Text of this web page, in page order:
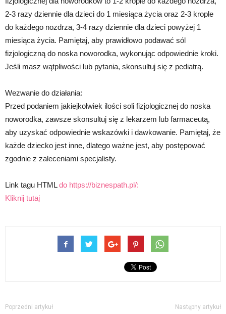
2-3 razy dziennie dla dzieci do 1 miesiąca życia oraz 2-3 krople
do każdego nozdrza, 3-4 razy dziennie dla dzieci powyżej 1
miesiąca życia. Pamiętaj, aby prawidłowo podawać sól
fizjologiczną do noska noworodka, wykonując odpowiednie kroki.
Jeśli masz wątpliwości lub pytania, skonsultuj się z pediatrą.
Wezwanie do działania:
Przed podaniem jakiejkolwiek ilości soli fizjologicznej do noska
noworodka, zawsze skonsultuj się z lekarzem lub farmaceutą,
aby uzyskać odpowiednie wskazówki i dawkowanie. Pamiętaj, że
każde dziecko jest inne, dlatego ważne jest, aby postępować
zgodnie z zaleceniami specjalisty.
Link tagu HTMLdo https://biznespath.pl/:
Kliknij tutaj
Poprzedni artykuł Następny artykuł